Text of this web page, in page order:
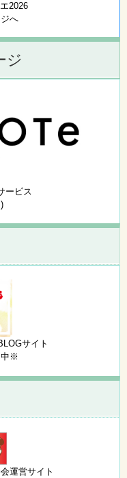
2026
へ
ジ
ービス
サイト
中※
運営サイト